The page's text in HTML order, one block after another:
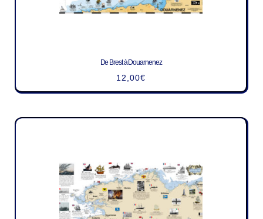
De Brest à Douarnenez
12,00€